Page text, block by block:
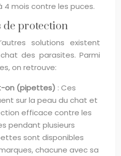
4 mois contre les puces.
de protection
solutions existent
des parasites. Parmi
on retrouve:
on (pipettes) : Ces
sur la peau du chat et
efficace contre les
pendant plusieurs
sont disponibles
chacune avec sa